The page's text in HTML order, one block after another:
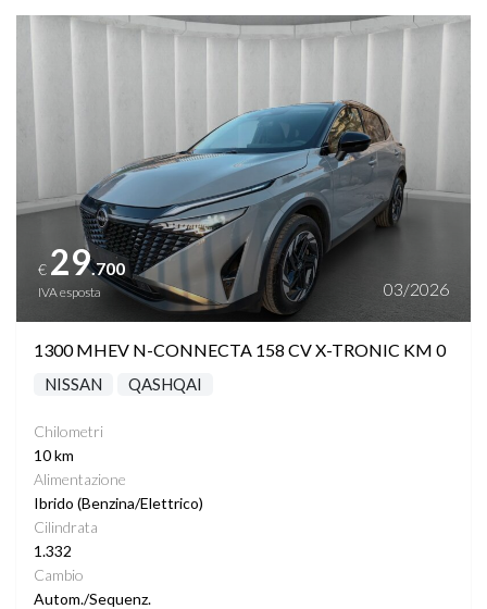
Vedi dettagli
€ 29.700
IVA esposta 03/2026
1300 MHEV N-CONNECTA 158 CV X-TRONIC KM 0
NISSAN QASHQAI
Chilometri
10 km
Alimentazione
Ibrido (Benzina/Elettrico)
Cilindrata
1.332
Cambio
Autom./Sequenz.